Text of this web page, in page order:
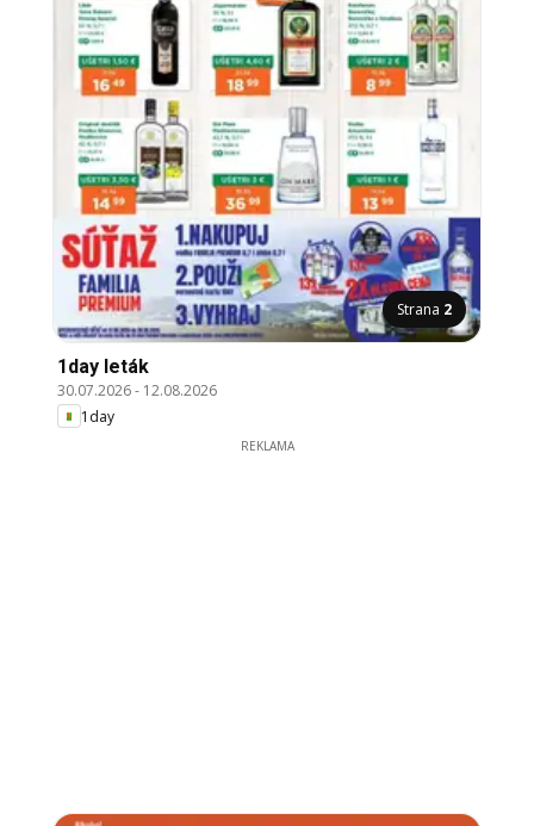
Strana 2
1day leták
30.07.2026- 12.08.2026
1day
REKLAMA